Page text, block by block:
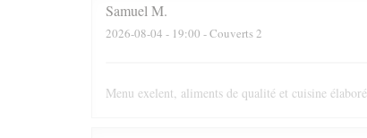
Samuel M
2026-08-04 - 19:00 - Couverts 2
Menu exelent, aliments de qualité et cuisine élaboré